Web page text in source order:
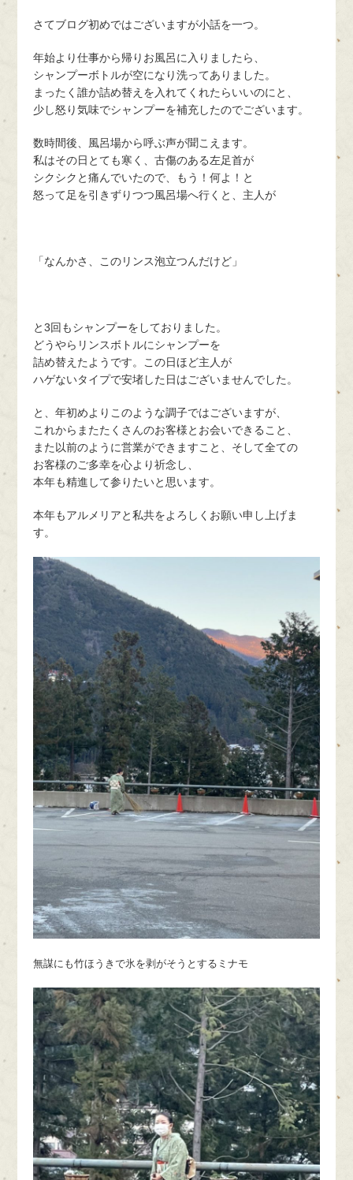
さてブログ初めではございますが小話を一つ。
年始より仕事から帰りお風呂に入りましたら、
シャンプーボトルが空になり洗ってありました。
まったく誰か詰め替えを入れてくれたらいいのにと、
少し怒り気味でシャンプーを補充したのでございます。
数時間後、風呂場から呼ぶ声が聞こえます。
私はその日とても寒く、古傷のある左足首が
シクシクと痛んでいたので、もう！何よ！と
怒って足を引きずりつつ風呂場へ行くと、主人が
「なんかさ、このリンス泡立つんだけど」
と3回もシャンプーをしておりました。
どうやらリンスボトルにシャンプーを
詰め替えたようです。この日ほど主人が
ハゲないタイプで安堵した日はございませんでした。
と、年初めよりこのような調子ではございますが、
これからまたたくさんのお客様とお会いできること、
また以前のように営業ができますこと、そして全ての
お客様のご多幸を心より祈念し、
本年も精進して参りたいと思います。
本年もアルメリアと私共をよろしくお願い申し上げま
す。
無謀にも竹ほうきで氷を剥がそうとするミナモ